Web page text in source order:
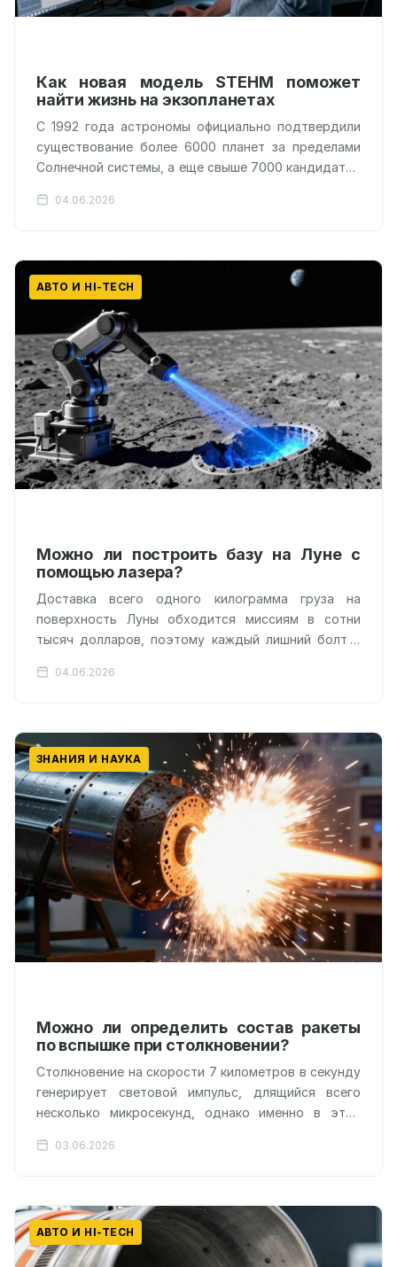
Как новая модель STEHM поможет
найти жизнь на экзопланетах
С 1992 года астрономы официально подтвердили
существование более 6000 планет за пределами
Солнечной системы, а еще свыше 7000 кандидатов
вокруг…
04.06.2026
АВТО И HI-TECH
Можно ли построить базу на Луне с
помощью лазера?
Доставка всего одного килограмма груза на
поверхность Луны обходится миссиям в сотни
тысяч долларов, поэтому каждый лишний болт в
04.06.2026
ЗНАНИЯ И НАУКА
Можно ли определить состав ракеты
по вспышке при столкновении?
Столкновение на скорости 7 километров в секунду
генерирует световой импульс, длящийся всего
несколько микросекунд, однако именно в этот
разрушающихся объектов.…
03.06.2026
АВТО И HI-TECH